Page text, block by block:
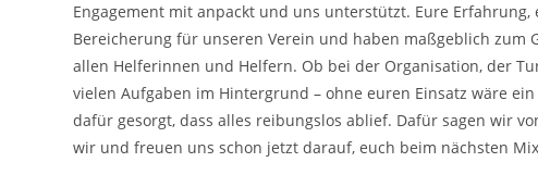
Engagement mit anpackt und uns unterstützt. Eure
Bereicherung für unseren Verein und haben maßgeblich zum
allen Helferinnen und Helfern. Ob bei der Organisation, der
vielen Aufgaben im Hintergrund – ohne euren Einsatz wäre
dafür gesorgt, dass alles reibungslos ablief. Dafür sagen wir
wir und freuen uns schon jetzt darauf, euch beim nächsten